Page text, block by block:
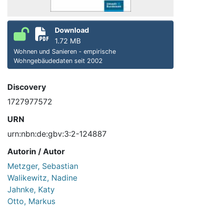
Download
1.72 MB
Wohnen und Sanieren - empirische
Wohngebäudedaten seit 2002
Discovery
1727977572
URN
urn:nbn:de:gbv:3:2-124887
Autorin / Autor
Metzger, Sebastian
Walikewitz, Nadine
Jahnke, Katy
Otto, Markus